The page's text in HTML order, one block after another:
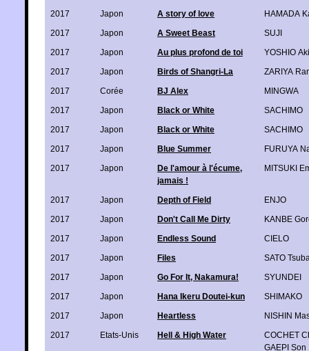
2017 Japon A story of love
HAMADA
2017
Japon A Sweet Beast
SUJI
2017
Japon Au plus profond de toi
YOSHIO
2017
Japon Birds of Shangri-La
ZARIYA
2017
Corée BJ Alex
MINGWA
2017
Japon Black or White
SACHIMO
2017
Japon Black or White
SACHIMO
2017
Japon Blue Summer
FURUYA
2017
Japon
De l'amour à l'écume,
jamais !
MITSUKI
2017 Japon Depth of Field
ENJO
2017
Japon Don't Call Me Dirty
KANBE
2017
Japon Endless Sound
CIELO
2017
Japon Files
SATO
2017
Japon Go For It, Nakamura!
SYUNDEI
2017
Japon Hana Ikeru Doutei-kun
SHIMAKO
2017
Japon Heartless
NISHIN
2017
Etats-Unis Hell & High Water
COCHET
GAEPI Son